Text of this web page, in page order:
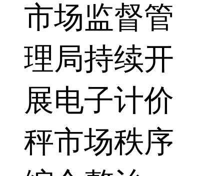
市场监督管
理局持续开
展电子计价
秤市场秩序